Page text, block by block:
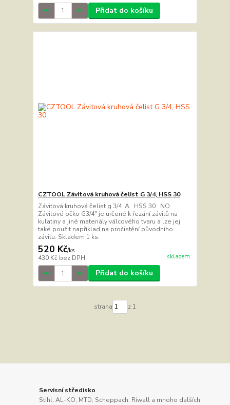
Přidat do košíku
CZTOOL Závitová kruhová čelist G 3/4, HSS 30
Závitová kruhová čelist g 3/4 A HSS 30 NO
Závitové očko G3/4" je určené k řezání závitů na
kulatiny a jiné materiály válcového tvaru a lze jej
také použit například na pročistění původního
závitu. Skladem 1 ks.
520 Kč/ks
430 Kč bez DPH skladem
Přidat do košíku
strana z 1
Servisní středisko
Stihl, AL-KO, MTD, Scheppach, Riwall a mnoho dalších